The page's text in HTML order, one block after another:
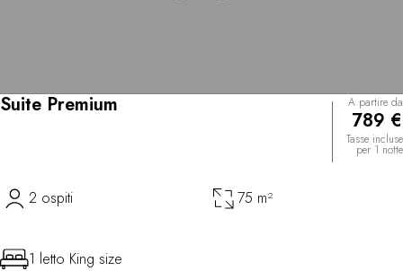
Suite Premium A partire da
789 €
Tasse incluse
per 1 notte
2 ospiti 75 m²
1 letto King size